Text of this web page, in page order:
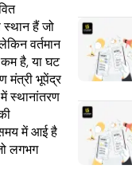
स्थान हैं जो
वर्तमान
कम है, या घट
मंत्री भूपेंद्र
में स्थानांतरण
में आई है
लगभग